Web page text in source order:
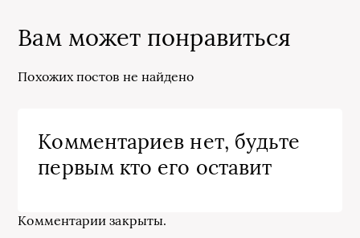
Вам может понравиться
Похожих постов не найдено
Комментариев нет, будьте
первым кто его оставит
Комментарии закрыты.